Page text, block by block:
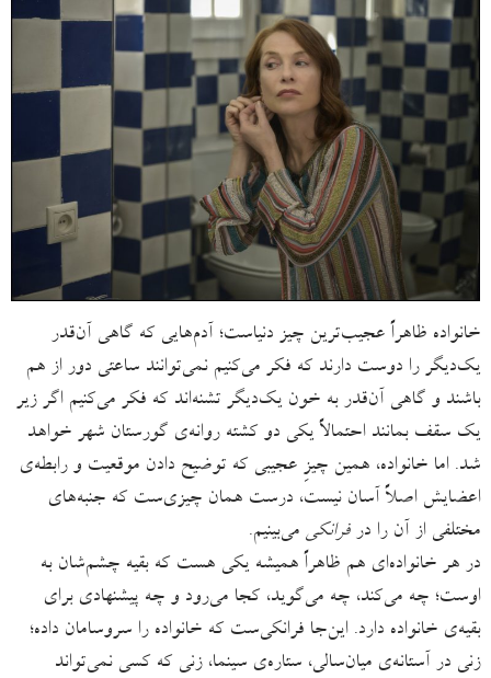
خانواده ظاهراً عجیب‌ترین چیز دنیاست؛ آدم‌هایی که گاهی آن‌قدر
یک‌دیگر را دوست دارند که فکر می‌کنیم نمی‌توانند ساعتی دور از هم
باشند و گاهی آن‌قدر به خون یک‌دیگر تشنه‌اند که فکر می‌کنیم اگر زیر
یک سقف بمانند احتمالاً یکی دو کشته‌ روانه‌ی گورستان شهر خواهد
شد. اما خانواده، همین چیزِ عجیبی که توضیح دادن موقعیت و رابطه‌ی
اعضایش اصلاً آسان نیست، درست همان چیزی‌ست که جنبه‌های
مختلفی از آن را درفرانکی می‌بینیم.
در هر خانواده‌ای هم ظاهراً همیشه یکی هست که بقیه‌ چشم‌شان به
اوست؛ چه می‌کند، چه می‌گوید، کجا می‌رود و چه پیشنهادی برای
بقیه‌ی خانواده دارد. این‌جا فرانکی‌ست که خانواده را سروسامان داده؛
زنی در آستانه‌ی میان‌سالی، ستاره‌ی سینما، زنی که کسی نمی‌تواند